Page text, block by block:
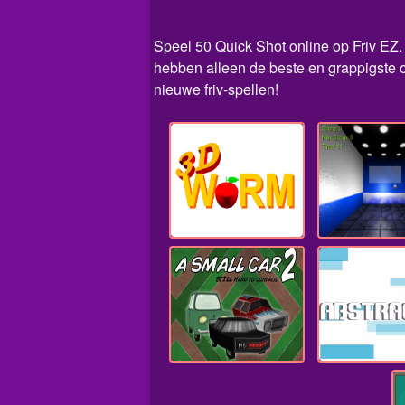
Speel 50 Quick Shot online op Friv
hebben alleen de beste en grappigste
nieuwe friv-spellen!